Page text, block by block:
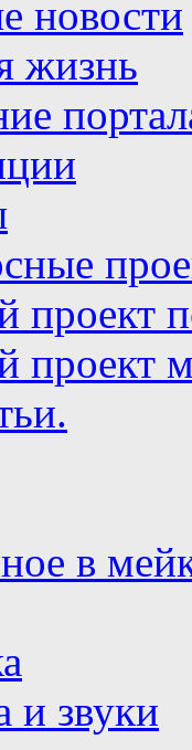
новости
жизнь
проект
проект
в
и звуки